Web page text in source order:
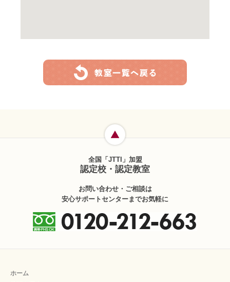
全国「JTTI」加盟
認定校・認定教室
お問い合わせ・ご相談は
安心サポートセンターまでお気軽に
ホーム